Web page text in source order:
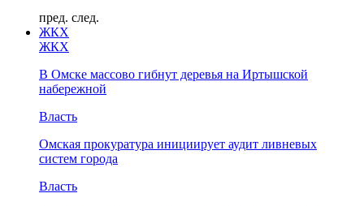
пред. след.
ЖКХ
ЖКХ
В Омске массово гибнут деревья на Иртышской
набережной
Власть
Омская прокуратура инициирует аудит ливневых
систем города
Власть